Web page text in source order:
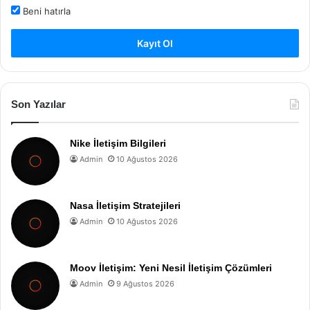
Beni hatırla
Kayıt Ol
Son Yazılar
Nike İletişim Bilgileri
Admin 10 Ağustos 2026
Nasa İletişim Stratejileri
Admin 10 Ağustos 2026
Moov İletişim: Yeni Nesil İletişim Çözümleri
Admin 9 Ağustos 2026